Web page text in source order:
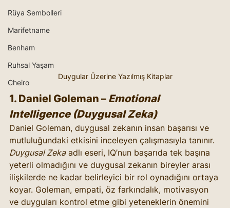
Rüya Sembolleri
Marifetname
Benham
Ruhsal Yaşam
Cheiro
Duygular Üzerine Yazılmış Kitaplar
1. Daniel Goleman – Emotional
Intelligence (Duygusal Zeka)
Daniel Goleman, duygusal zekanın insan başarısı ve
mutluluğundaki etkisini inceleyen çalışmasıyla tanınır.
Duygusal Zeka adlı eseri, IQ’nun başarıda tek başına
yeterli olmadığını ve duygusal zekanın bireyler arası
ilişkilerde ne kadar belirleyici bir rol oynadığını ortaya
koyar. Goleman, empati, öz farkındalık, motivasyon
ve duyguları kontrol etme gibi yeteneklerin önemini